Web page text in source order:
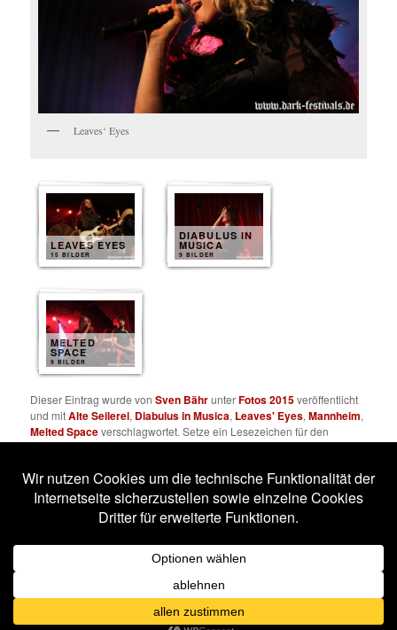
Leaves‘ Eyes
LEAVES EYES
15 BILDER
DIABULUS IN
MUSICA
9 BILDER
MELTED
SPACE
9 BILDER
Dieser Eintrag wurde vonSven BährunterFotos 2015veröffentlicht
und mitAlte Seilerei, Diabulus in Musica, Leaves' Eyes,Mannheim,
Melted Spaceverschlagwortet. Setze ein Lesezeichen für den
Permalink.
Impressum
Stolz präsentiert von WordPress